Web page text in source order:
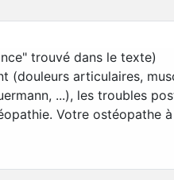
trouvé dans le texte)
articulaires,
...), les troubles
Votre ostéopathe